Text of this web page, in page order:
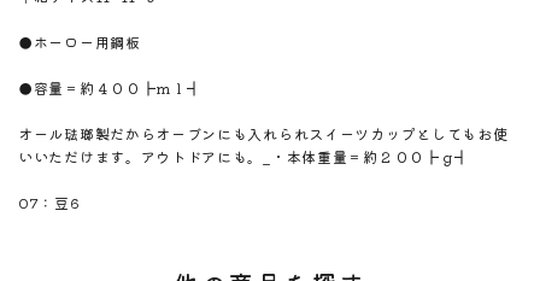
●ホーロー用鋼板
●容量＝約４００┣ｍｌ┫
オール琺瑯製だからオーブンにも入れられスイーツカップとしてもお使
いいただけます。アウトドアにも。_・本体重量＝約２００┣ｇ┫
07：豆6